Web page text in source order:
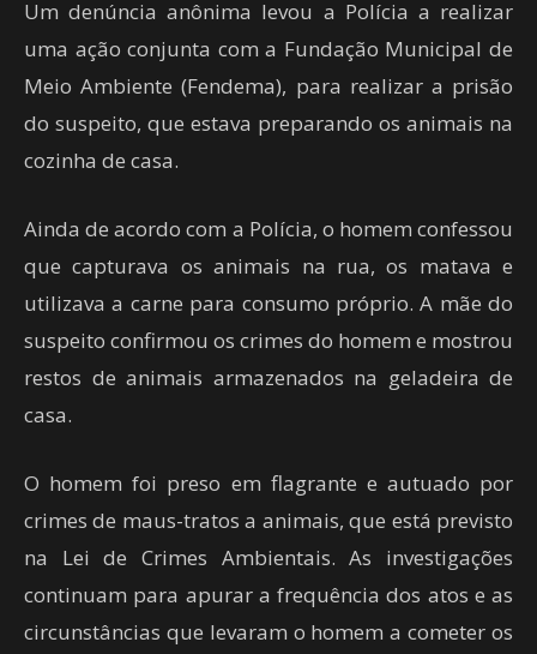
Um denúncia anônima levou a Polícia a realizar
uma ação conjunta com a Fundação Municipal de
Meio Ambiente (Fendema), para realizar a prisão
do suspeito, que estava preparando os animais na
cozinha de casa.
Ainda de acordo com a Polícia, o homem confessou
que capturava os animais na rua, os matava e
utilizava a carne para consumo próprio. A mãe do
suspeito confirmou os crimes do homem e mostrou
restos de animais armazenados na geladeira de
casa.
O homem foi preso em flagrante e autuado por
crimes de maus-tratos a animais, que está previsto
na Lei de Crimes Ambientais. As investigações
continuam para apurar a frequência dos atos e as
circunstâncias que levaram o homem a cometer os